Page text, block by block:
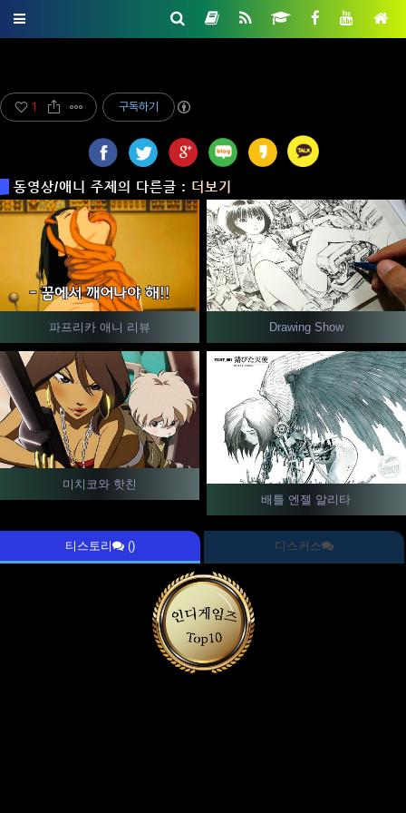
1 구독하기
동영상/애니 주제의 다른글 : 더보기
파프리카 애니 리뷰 Drawing Show
미치코와 핫친
배틀 엔젤 알리타
티스토리 () 디스커스